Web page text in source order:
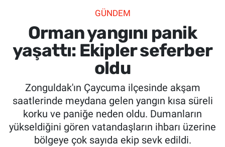
GÜNDEM
Orman yangını panik
yaşattı: Ekipler seferber
oldu
Zonguldak'ın Çaycuma ilçesinde akşam
saatlerinde meydana gelen yangın kısa süreli
korku ve paniğe neden oldu. Dumanların
yükseldiğini gören vatandaşların ihbarı üzerine
bölgeye çok sayıda ekip sevk edildi.